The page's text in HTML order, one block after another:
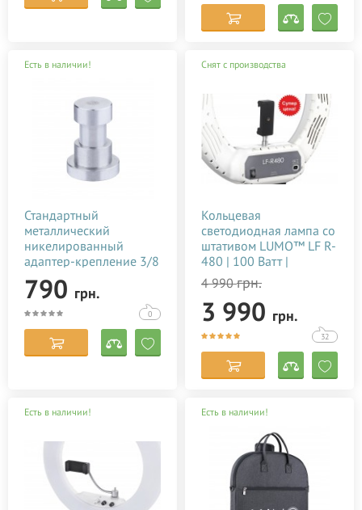
Есть в наличии!
Стандартный
металлический
никелированный
адаптер-крепление 3/8
дюйма для штатива
790 грн.
0
Снят с производства
Кольцевая
светодиодная лампа со
штативом LUMO™ LF R-
480 | 100 Ватт |
диаметром 45 см. для
тик тока, фото,
видеосъемки, блогеров,
визажиста купить
недорого в Украине
(Киеве)
4 990грн.
3 990 грн.
32
Есть в наличии! Есть в наличии!